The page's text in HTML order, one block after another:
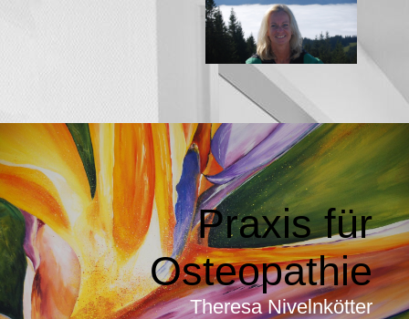
Praxis für
Osteopathie
Theresa Nivelnkötter